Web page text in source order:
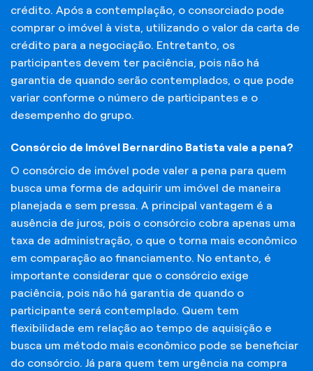
crédito. Após a contemplação, o consorciado pode
comprar o imóvel à vista, utilizando o valor da carta de
crédito para a negociação. Entretanto, os
participantes devem ter paciência, pois não há
garantia de quando serão contemplados, o que pode
variar conforme o número de participantes e o
desempenho do grupo.
Consórcio de Imóvel Bernardino Batista vale a pena?
O consórcio de imóvel pode valer a pena para quem
busca uma forma de adquirir um imóvel de maneira
planejada e sem pressa. A principal vantagem é a
ausência de juros, pois o consórcio cobra apenas uma
taxa de administração, o que o torna mais econômico
em comparação ao financiamento. No entanto, é
importante considerar que o consórcio exige
paciência, pois não há garantia de quando o
participante será contemplado. Quem tem
flexibilidade em relação ao tempo de aquisição e
busca um método mais econômico pode se beneficiar
do consórcio. Já para quem tem urgência na compra